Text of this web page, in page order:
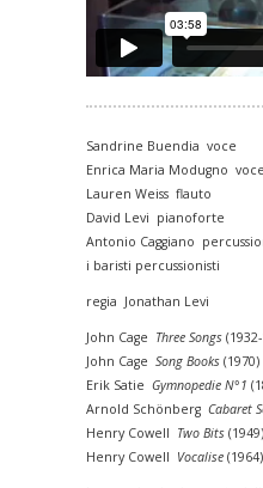
Sandrine Buendia voce
Enrica Maria Modugno voce
Lauren Weiss flauto
David Levi pianoforte
Antonio Caggiano
i baristi percussionisti
regia Jonathan Levi
John Cage Three Songs
John Cage Song Books (1970)
Erik Satie Gymnopedie N°1
Arnold Schönberg Cabaret
Henry Cowell Two Bits (1949)
Henry Cowell Vocalise (1964)